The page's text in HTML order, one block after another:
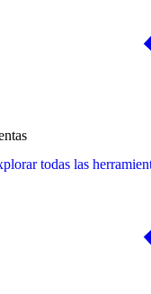
todas las